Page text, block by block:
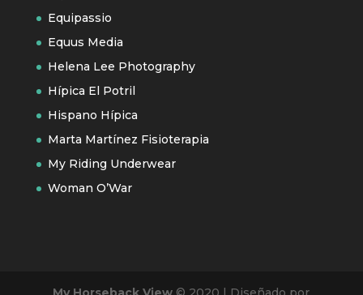
Equipassio
Equus Media
Helena Lee Photography
Hípica El Potril
Hispano Hípica
Marta Martínez Fisioterapia
My Riding Underwear
Woman O’War